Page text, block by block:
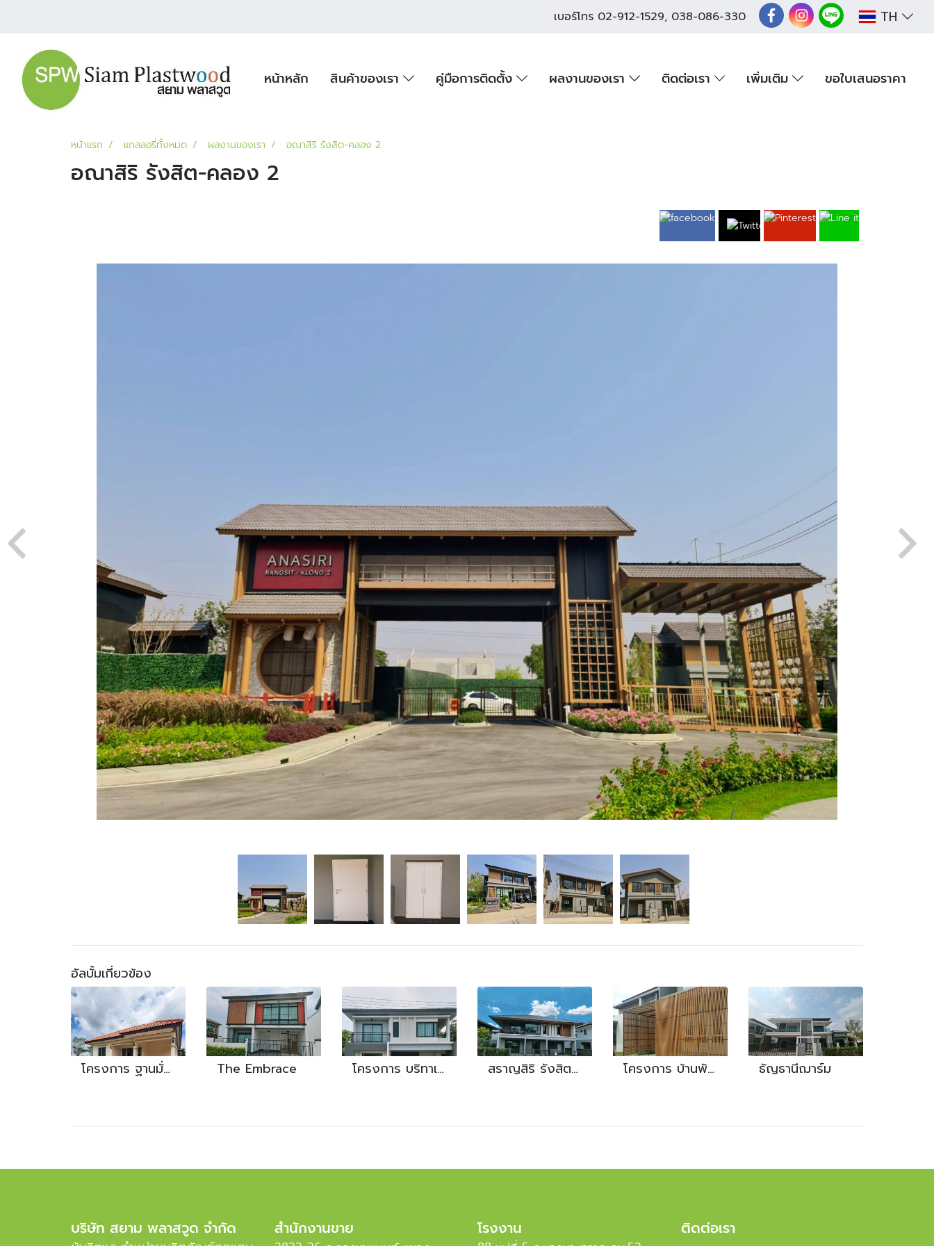
เบอร์โทร 02-912-1529, 038-086-330 TH
หน้าหลัก สินค้าของเรา คู่มือการติดตั้ง ผลงานของเรา ติดต่อเรา เพิ่มเติม ขอใบเสนอราคา
หน้าแรก แกลลอรี่ทั้งหมด ผลงานของเรา อณาสิริ รังสิต-คลอง 2
อณาสิริ รังสิต-คลอง 2
อัลบั้มเกี่ยวข้อง
โครงการ ฐานมั่นคง The Embrace โครงการ บริทาเนีย สราญสิริ รังสิต - คลอง 2 โครงการ บ้านพักอาศัย คุณรุ่ง งานไม้ระแนง ธัญธานีฌาร์ม
บริษัท สยาม พลาสวูด จำกัด สำนักงานขาย โรงงาน ติดต่อเรา